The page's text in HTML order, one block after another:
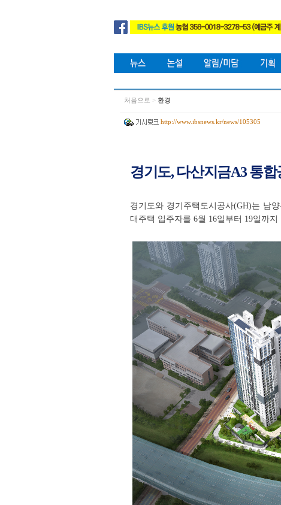
처음으로 > 환경
http://www.ibsnews.kr/news/105305
경기도, 다산지금A3 통
경기도와 경기주택도시공사(GH)는 남
대주택 입주자를 6월 16일부터 19일까지